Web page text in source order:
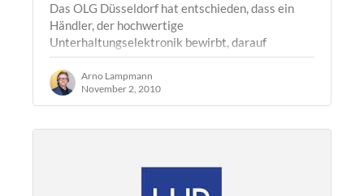
Das OLG Düsseldorf hat entschieden, dass ein
Händler, der hochwertige
Unterhaltungselektronik bewirbt, darauf
hinweisen muss, wenn es sich um ein
Auslaufmodell handelt…
Arno Lampmann
November 2, 2010